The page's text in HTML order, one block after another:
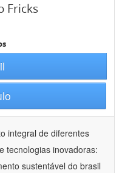
Fricks
integral de diferentes
tecnologias inovadoras:
sustentável do brasil